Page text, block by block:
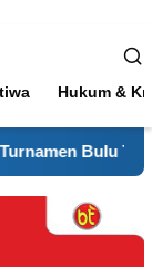
Hukum &
Warga